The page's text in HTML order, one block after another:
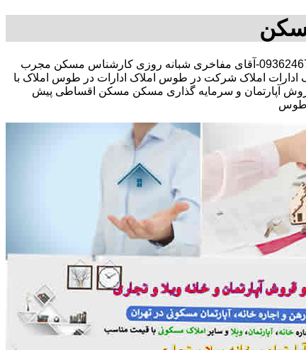
مشاوره املاک در خرید فروش رهن اجاره مستقلات کلنگی تجاری-09362467140-آقای مفاخری شبانه روزی کارشناس مسکن مجرب
املاک شرکت در طوس املاک ادارات در طوس املاک با
فروش آپارتمان و سرمایه گذاری مسکن مسکن اقساطی پیش
طوس